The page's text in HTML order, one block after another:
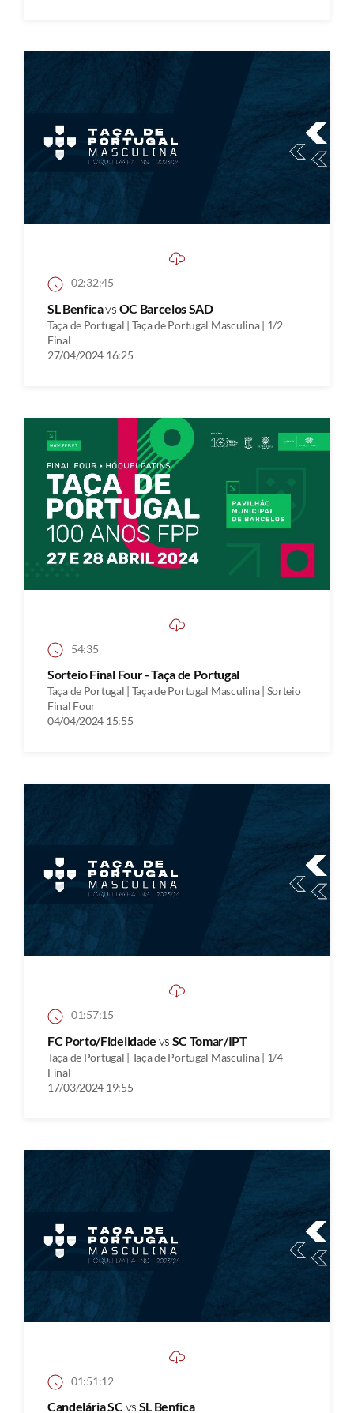
02:32:45
SL Benficavs OC Barcelos SAD
Taça de Portugal | Taça de Portugal Masculina | 1/2
Final
27/04/2024 16:25
54:35
Sorteio Final Four - Taça de Portugal
Taça de Portugal | Taça de Portugal Masculina | Sorteio
Final Four
04/04/2024 15:55
01:57:15
FC Porto/Fidelidade vs SC Tomar/IPT
Taça de Portugal | Taça de Portugal Masculina | 1/4
Final
17/03/2024 19:55
01:51:12
Candelária SCvs SL Benfica